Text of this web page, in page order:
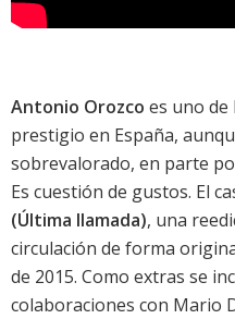
Antonio Orozco es uno
prestigio en España,
sobrevalorado, en parte
Es cuestión de gustos. El
(Última llamada), una
circulación de forma
de 2015. Como extras se
colaboraciones con Mario